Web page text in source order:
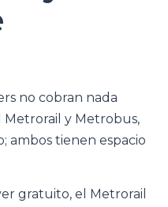
no cobran nada
Metrorail y Metrobus,
ambos tienen espacio
gratuito, el Metrorail